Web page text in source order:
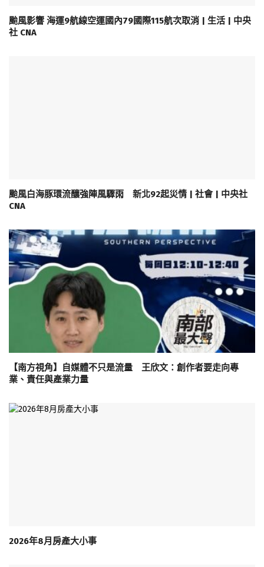
颱風影響 海運9航線空運國內79國際115航次取消 | 生活 | 中央
社 CNA
颱風白海豚環流釀強陣風驟雨 新北92起災情 | 社會 | 中央社
CNA
【南方視角】自媒體不只是流量 王欣文：創作者要走向專
業、責任與產業力量
2026年8月房產大小事